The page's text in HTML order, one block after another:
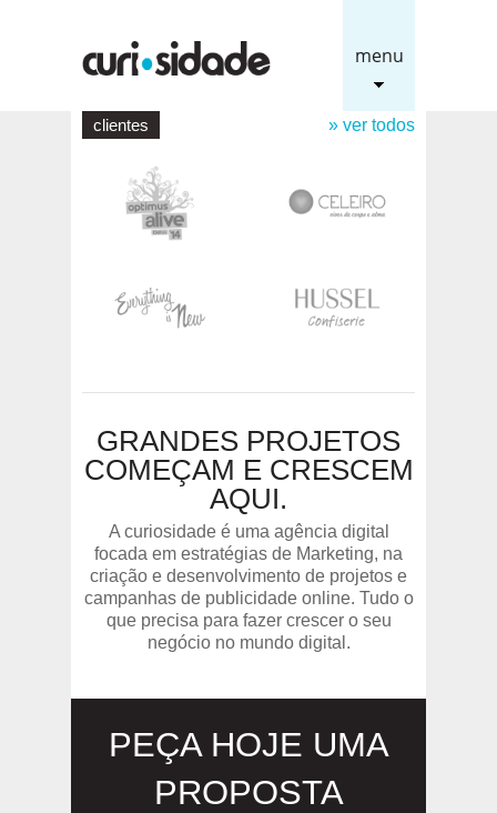
menu
clientes » ver todos
GRANDES PROJETOS
COMEÇAM E CRESCEM
AQUI.
A curiosidade é uma agência digital
focada em estratégias de Marketing, na
criação e desenvolvimento de projetos e
campanhas de publicidade online. Tudo o
que precisa para fazer crescer o seu
negócio no mundo digital.
PEÇA HOJE UMA
PROPOSTA